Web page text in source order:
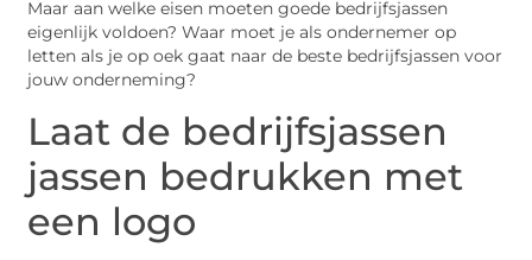
Maar aan welke eisen moeten goede bedrijfsjassen
eigenlijk voldoen? Waar moet je als ondernemer op
letten als je op oek gaat naar de beste bedrijfsjassen voor
jouw onderneming?
Laat de bedrijfsjassen
jassen bedrukken met
een logo